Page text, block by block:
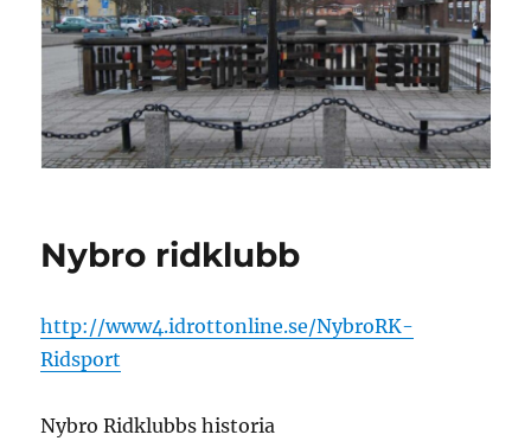
Nybro ridklubb
http://www4.idrottonline.se/NybroRK-
Ridsport
Nybro Ridklubbs historia